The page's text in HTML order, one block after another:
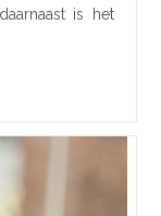
is het